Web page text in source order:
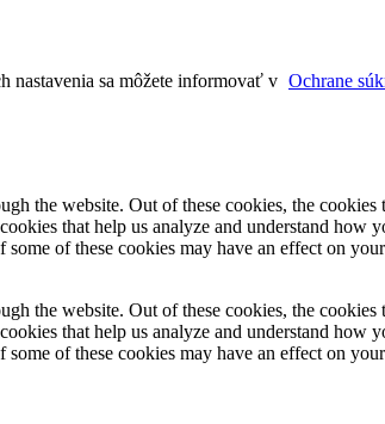
nastavenia sa môžete informovať v Ochrane
the website. Out of these cookies, the cookies
that help us analyze and understand
of these cookies may have an effect on
the website. Out of these cookies, the cookies
that help us analyze and understand
of these cookies may have an effect on